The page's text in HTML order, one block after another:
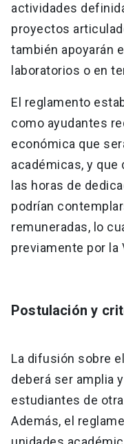
actividades
proyectos
también apoyarán
laboratorios o en
El reglamento
como ayudantes
económica que
académicas, y
las horas de
podrían
remuneradas, lo
previamente por la
Postulación y
La difusión sobre
deberá ser amplia
estudiantes de
Además, el